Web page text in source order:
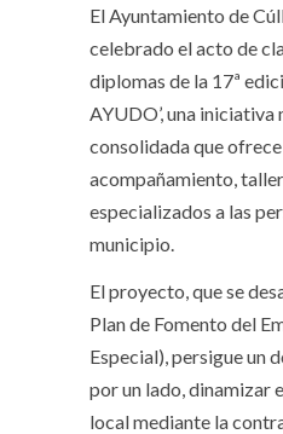
El Ayuntamiento de
celebrado el acto de
diplomas de la 17ª
AYUDO’, una iniciativa
consolidada que ofrece
acompañamiento,
especializados a las
municipio.
El proyecto, que se
Plan de Fomento del
Especial), persigue un
por un lado, dinamizar
local mediante la